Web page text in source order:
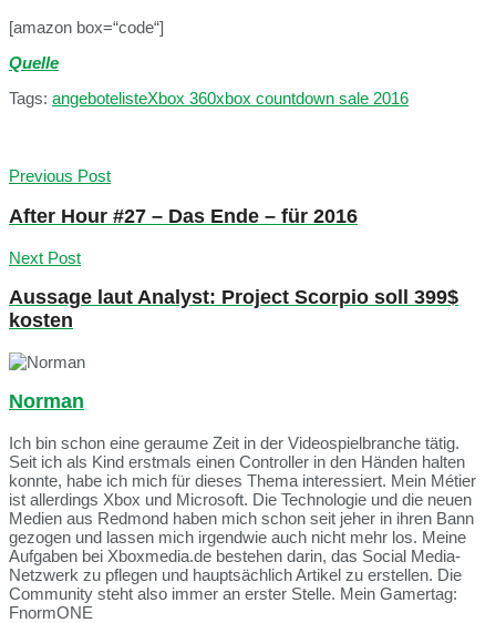
[amazon box=“code“]
Quelle
Tags: angebotelisteXbox 360xbox countdown sale 2016
Previous Post
After Hour #27 – Das Ende – für 2016
Next Post
Aussage laut Analyst: Project Scorpio soll 399$
kosten
Norman
Ich bin schon eine geraume Zeit in der Videospielbranche tätig.
Seit ich als Kind erstmals einen Controller in den Händen halten
konnte, habe ich mich für dieses Thema interessiert. Mein Métier
ist allerdings Xbox und Microsoft. Die Technologie und die neuen
Medien aus Redmond haben mich schon seit jeher in ihren Bann
gezogen und lassen mich irgendwie auch nicht mehr los. Meine
Aufgaben bei Xboxmedia.de bestehen darin, das Social Media-
Netzwerk zu pflegen und hauptsächlich Artikel zu erstellen. Die
Community steht also immer an erster Stelle. Mein Gamertag:
FnormONE